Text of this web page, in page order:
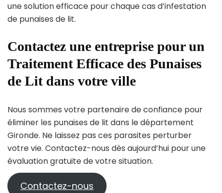
une solution efficace pour chaque cas d’infestation
de punaises de lit.
Contactez une entreprise pour un
Traitement Efficace des Punaises
de Lit dans votre ville
Nous sommes votre partenaire de confiance pour
éliminer les punaises de lit dans le département
Gironde. Ne laissez pas ces parasites perturber
votre vie. Contactez-nous dès aujourd’hui pour une
évaluation gratuite de votre situation.
Contactez-nous